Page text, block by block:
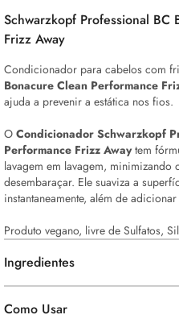
Schwarzkopf Professional BC
Frizz Away
Condicionador para cabelos com
Bonacure Clean Performance
ajuda a prevenir a estática nos fios.
O Condicionador Schwarzkopf
Performance Frizz Awaytem
lavagem em lavagem,
desembaraçar. Ele suaviza a
instantaneamente, além de
Produto vegano, livre de Sulfatos,
Ingredientes
Como Usar